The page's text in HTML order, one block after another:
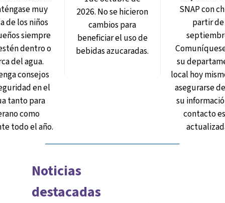
muy
de los niños
siempre
dentro o
del agua.
consejos
en el
tanto para
como
todo el año.
2026. No se hicieron
cambios para
beneficiar el uso de
bebidas azucaradas.
SNAP con
partir de
su
local hoy
asegurarse
su
contacto
Noticias
destacadas